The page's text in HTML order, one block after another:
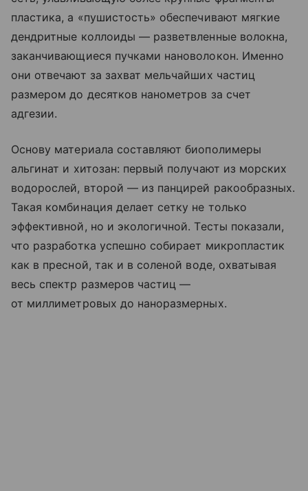
пластика, а «пушистость» обеспечивают мягкие
дендритные коллоиды — разветвленные волокна,
заканчивающиеся пучками нановолокон. Именно
они отвечают за захват мельчайших частиц
размером до десятков нанометров за счет
адгезии.
Основу материала составляют биополимеры
альгинат и хитозан: первый получают из морских
водорослей, второй — из панцирей ракообразных.
Такая комбинация делает сетку не только
эффективной, но и экологичной. Тесты показали,
что разработка успешно собирает микропластик
как в пресной, так и в соленой воде, охватывая
весь спектр размеров частиц —
от миллиметровых до наноразмерных.